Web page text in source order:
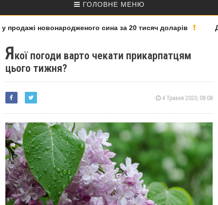
ГОЛОВНЕ МЕНЮ
новонародженого сина за 20 тисяч доларів
Якої погоди варто чекати прикарпатцям
цього тижня?
4 Травня 2020, 08:08